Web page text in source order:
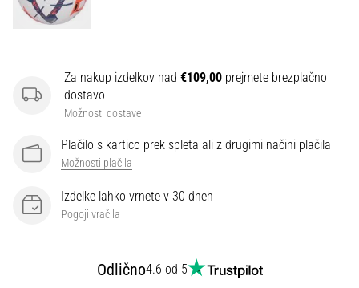
tekme,
in…
Prikaži
Za nakup izdelkov nad €109,00 prejmete brezplačno
dostavo
Možnosti dostave
Plačilo s kartico prek spleta ali z drugimi načini plačila
Možnosti plačila
Izdelke lahko vrnete v 30 dneh
Pogoji vračila
Odlično4.6 od 5